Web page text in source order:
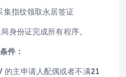
集指纹领取永居签证
身份证完成所有程序。
件：
主申请人配偶或者不满21